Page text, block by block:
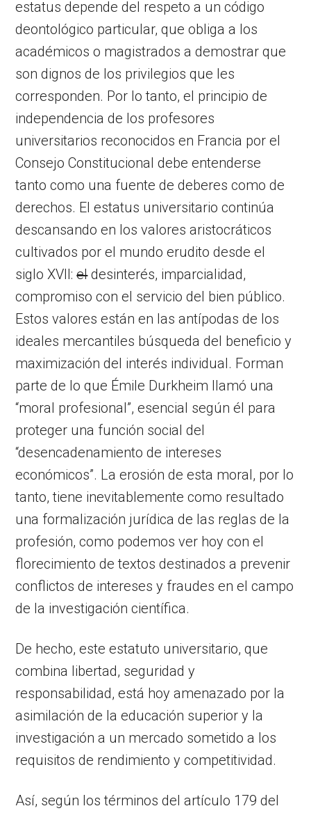
estatus depende del respeto a un código
deontológico particular, que obliga a los
académicos o magistrados a demostrar que
son dignos de los privilegios que les
corresponden. Por lo tanto, el principio de
independencia de los profesores
universitarios reconocidos en Francia por el
Consejo Constitucional debe entenderse
tanto como una fuente de deberes como de
derechos. El estatus universitario continúa
descansando en los valores aristocráticos
cultivados por el mundo erudito desde el
siglo XVII:eldesinterés, imparcialidad,
compromiso con el servicio del bien público.
Estos valores están en las antípodas de los
ideales mercantiles búsqueda del beneficio y
maximización del interés individual. Forman
parte de lo que Émile Durkheim llamó una
“moral profesional”, esencial según él para
proteger una función social del
“desencadenamiento de intereses
económicos”. La erosión de esta moral, por lo
tanto, tiene inevitablemente como resultado
una formalización jurídica de las reglas de la
profesión, como podemos ver hoy con el
florecimiento de textos destinados a prevenir
conflictos de intereses y fraudes en el campo
de la investigación científica.
De hecho, este estatuto universitario, que
combina libertad, seguridad y
responsabilidad, está hoy amenazado por la
asimilación de la educación superior y la
investigación a un mercado sometido a los
requisitos de rendimiento y competitividad.
Así, según los términos del artículo 179 del